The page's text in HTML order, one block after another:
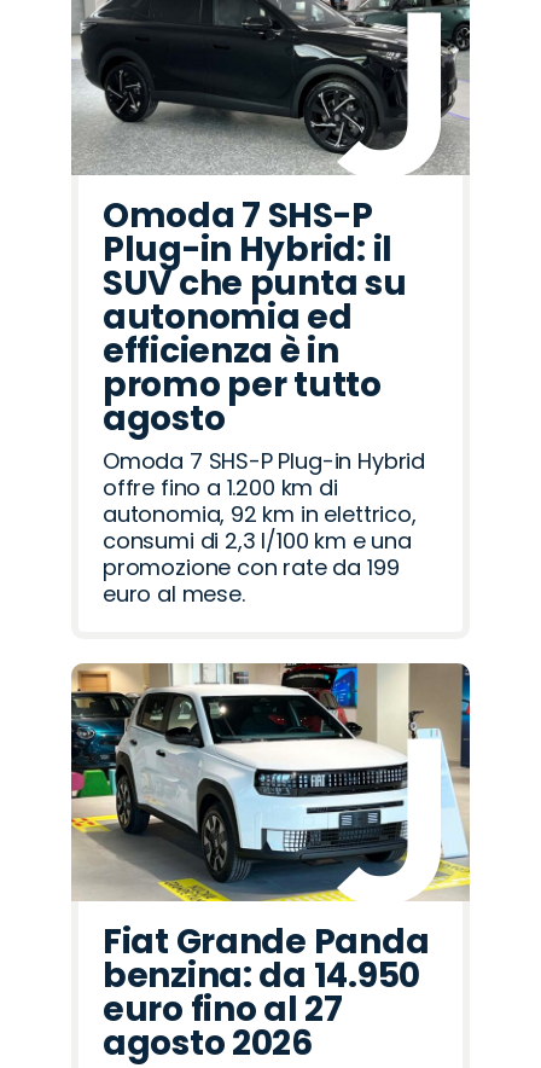
Omoda 7 SHS-P
Plug-in Hybrid: il
SUV che punta su
autonomia ed
efficienza è in
promo per tutto
agosto
Omoda 7 SHS-P Plug-in Hybrid
offre fino a 1.200 km di
autonomia, 92 km in elettrico,
consumi di 2,3 l/100 km e una
promozione con rate da 199
euro al mese.
Fiat Grande Panda
benzina: da 14.950
euro fino al 27
agosto 2026